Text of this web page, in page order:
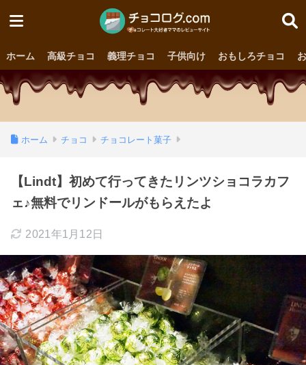
ホーム 高級チョコ 義理チョコ 子供向け おもしろチョコ
ホーム チョコ チョコレート菓子
【Lindt】初めて行ってきたリンツショコラカフ
ェ♪無料でリンドールがもらえたよ
2021年1月12日